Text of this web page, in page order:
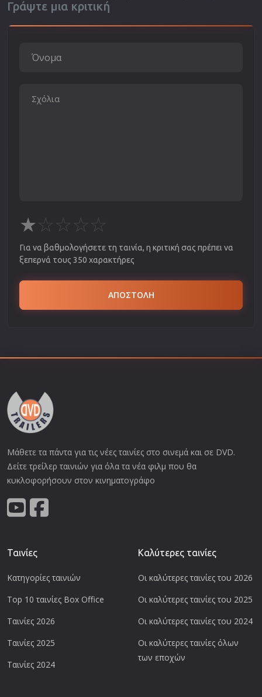
Γράψτε μια κριτική
★☆☆☆☆
Για να βαθμολογήσετε τη ταινία, η κριτική σας πρέπει να
ξεπερνά τους 350 χαρακτήρες
ΑΠΟΣΤΟΛΗ
Μάθετε τα πάντα για τις νέες ταινίες στο σινεμά και σε DVD.
Δείτε τρείλερ ταινιών για όλα τα νέα φιλμ που θα
κυκλοφορήσουν στον κινηματογράφο
Ταινίες
Κατηγορίες ταινιών
Top 10 ταινίες Box Office
Ταινίες 2026
Ταινίες 2025
Ταινίες 2024
Καλύτερες ταινίες
Οι καλύτερες ταινίες του 2026
Οι καλύτερες ταινίες του 2025
Οι καλύτερες ταινίες του 2024
Οι καλύτερες ταινίες όλων
των εποχών